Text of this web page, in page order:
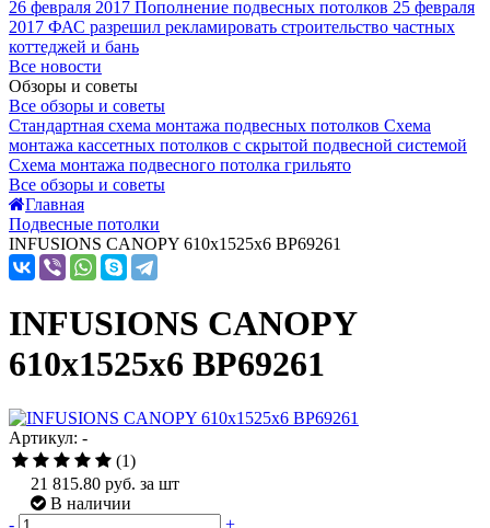
26 февраля 2017 Пополнение подвесных потолков 25 февраля
2017 ФАС разрешил рекламировать строительство частных
коттеджей и бань
Все новости
Обзоры и советы
Все обзоры и советы
Стандартная схема монтажа подвесных потолков Схема
монтажа кассетных потолков с скрытой подвесной системой
Схема монтажа подвесного потолка грильято
Все обзоры и советы
Главная
Подвесные потолки
INFUSIONS CANOPY 610x1525x6 BP69261
INFUSIONS CANOPY
610x1525x6 BP69261
Артикул: -
(1)
21 815.80 руб. за шт
В наличии
-
+